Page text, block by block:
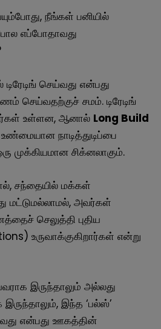
நீங்கள் பனியில்
எப்போதாவது
செய்வது என்பது
செய்வதற்குச் சமம். டிரேடிங்
உள்ளன, ஆனால் Long Build
நாடித்துடிப்பை
முக்கியமான சிக்னலாகும்.
சந்தையில் மக்கள்
மட்டுமல்லாமல், அவர்கள்
செலுத்தி புதிய
உருவாக்குகிறார்கள் என்று
இருந்தாலும் அல்லது
இந்த ‘பல்ஸ்’
என்பது ஊகத்தின்